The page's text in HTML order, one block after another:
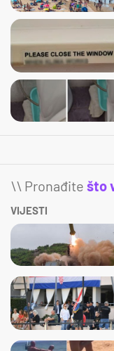
\\ Pronađite što
VIJESTI